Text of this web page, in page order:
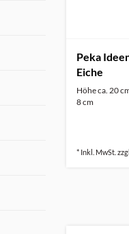
Peka
Eiche
Höhe ca. 20
8 cm
* Inkl. MwSt. zzgl.